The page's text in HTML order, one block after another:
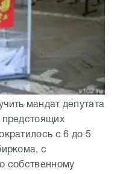
мандат депутата
предстоящих
с 6 до 5
с
собственному